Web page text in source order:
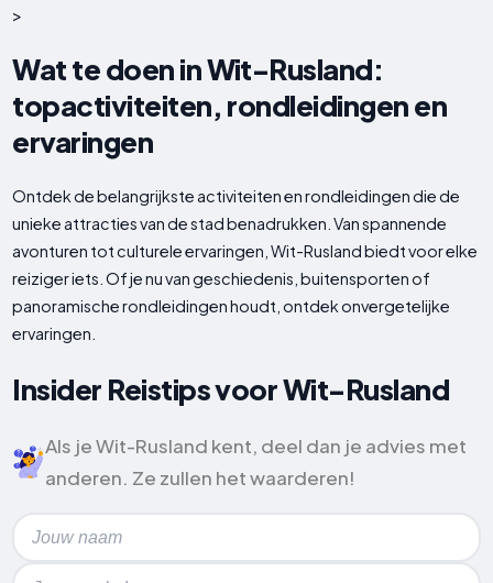
>
Wat te doen in Wit-Rusland:
topactiviteiten, rondleidingen en
ervaringen
Ontdek de belangrijkste activiteiten en rondleidingen die de
unieke attracties van de stad benadrukken. Van spannende
avonturen tot culturele ervaringen, Wit-Rusland biedt voor elke
reiziger iets. Of je nu van geschiedenis, buitensporten of
panoramische rondleidingen houdt, ontdek onvergetelijke
ervaringen.
Insider Reistips voor Wit-Rusland
Als je Wit-Rusland kent, deel dan je advies met
anderen. Ze zullen het waarderen!